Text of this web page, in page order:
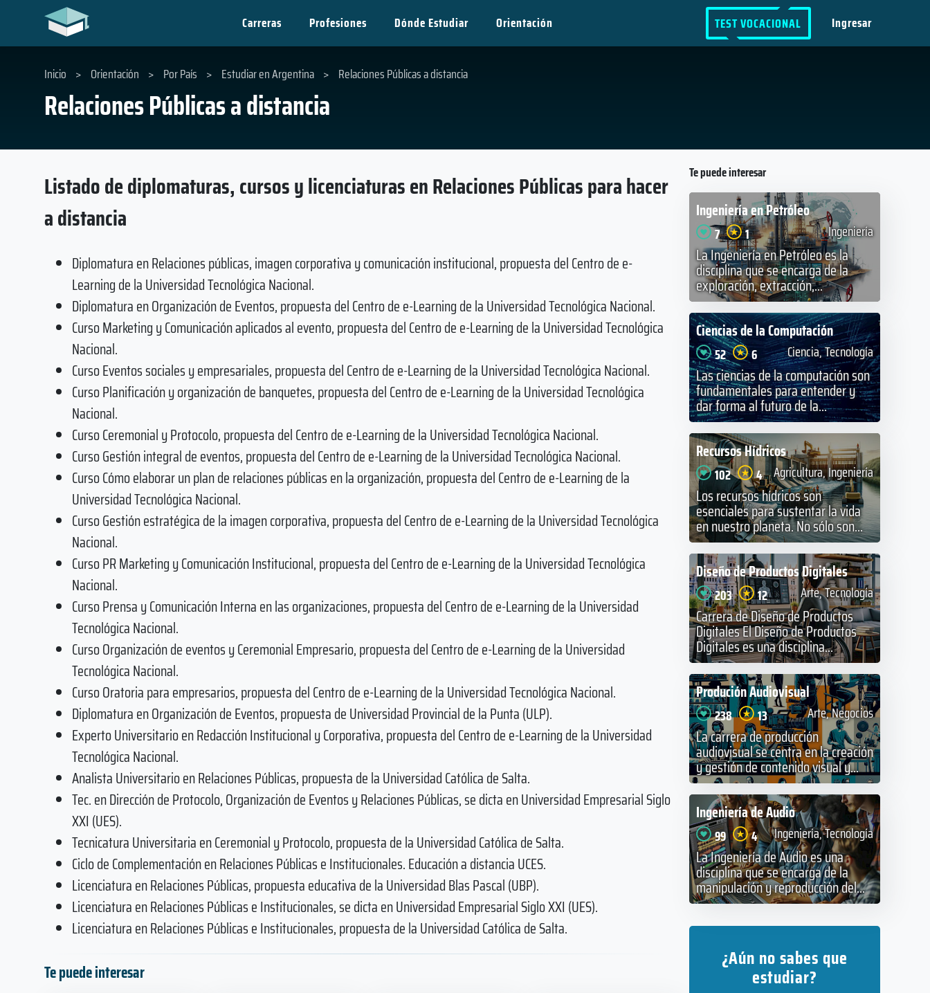
Carreras Profesiones Dónde Estudiar Orientación TEST VOCACIONAL Ingresar
Relaciones Públicas a distancia
Inicio > Orientación > Por País > Estudiar en Argentina > Relaciones Públicas a distancia
Listado de diplomaturas, cursos y licenciaturas en Relaciones Públicas para hacer
a distancia
Diplomatura en Relaciones públicas, imagen corporativa y comunicación institucional, propuesta del Centro de e-
Learning de la Universidad Tecnológica Nacional.
Diplomatura en Organización de Eventos, propuesta del Centro de e-Learning de la Universidad Tecnológica Nacional.
Curso Marketing y Comunicación aplicados al evento, propuesta del Centro de e-Learning de la Universidad Tecnológica
Nacional.
Curso Eventos sociales y empresariales, propuesta del Centro de e-Learning de la Universidad Tecnológica Nacional.
Curso Planificación y organización de banquetes, propuesta del Centro de e-Learning de la Universidad Tecnológica
Nacional.
Curso Ceremonial y Protocolo, propuesta del Centro de e-Learning de la Universidad Tecnológica Nacional.
Curso Gestión integral de eventos, propuesta del Centro de e-Learning de la Universidad Tecnológica Nacional.
Curso Cómo elaborar un plan de relaciones públicas en la organización, propuesta del Centro de e-Learning de la
Universidad Tecnológica Nacional.
Curso Gestión estratégica de la imagen corporativa, propuesta del Centro de e-Learning de la Universidad Tecnológica
Nacional.
Curso PR Marketing y Comunicación Institucional, propuesta del Centro de e-Learning de la Universidad Tecnológica
Nacional.
Curso Prensa y Comunicación Interna en las organizaciones, propuesta del Centro de e-Learning de la Universidad
Tecnológica Nacional.
Curso Organización de eventos y Ceremonial Empresario, propuesta del Centro de e-Learning de la Universidad
Tecnológica Nacional.
Curso Oratoria para empresarios, propuesta del Centro de e-Learning de la Universidad Tecnológica Nacional.
Diplomatura en Organización de Eventos, propuesta de Universidad Provincial de la Punta (ULP).
Experto Universitario en Redacción Institucional y Corporativa, propuesta del Centro de e-Learning de la Universidad
Tecnológica Nacional.
Analista Universitario en Relaciones Públicas, propuesta de la Universidad Católica de Salta.
Tec. en Dirección de Protocolo, Organización de Eventos y Relaciones Públicas, se dicta en Universidad Empresarial Siglo
XXI (UES).
Tecnicatura Universitaria en Ceremonial y Protocolo, propuesta de la Universidad Católica de Salta.
Ciclo de Complementación en Relaciones Públicas e Institucionales. Educación a distancia UCES.
Licenciatura en Relaciones Públicas, propuesta educativa de la Universidad Blas Pascal (UBP).
Licenciatura en Relaciones Públicas e Institucionales, se dicta en Universidad Empresarial Siglo XXI (UES).
Licenciatura en Relaciones Públicas e Institucionales, propuesta de la Universidad Católica de Salta.
Te puede interesar
Te puede interesar
Ingeniería en Petróleo
7 1 Ingeniería
La Ingeniería en Petróleo es la
disciplina que se encarga de la
exploración, extracción,...
Ciencias de la Computación
52 6 Ciencia, Tecnología
Las ciencias de la computación son
fundamentales para entender y
dar forma al futuro de la...
Recursos Hídricos
102 4 Agricultura, Ingeniería
Los recursos hídricos son
esenciales para sustentar la vida
en nuestro planeta. No sólo son...
Diseño de Productos Digitales
203 12 Arte, Tecnología
Carrera de Diseño de Productos
Digitales El Diseño de Productos
Digitales es una disciplina...
Produción Audiovisual
238 13 Arte, Negocios
La carrera de producción
audiovisual se centra en la creación
y gestión de contenido visual y...
Ingeniería de Audio
99 4 Ingeniería, Tecnología
La Ingeniería de Audio es una
disciplina que se encarga de la
manipulación y reproducción del...
¿Aún no sabes que
estudiar?